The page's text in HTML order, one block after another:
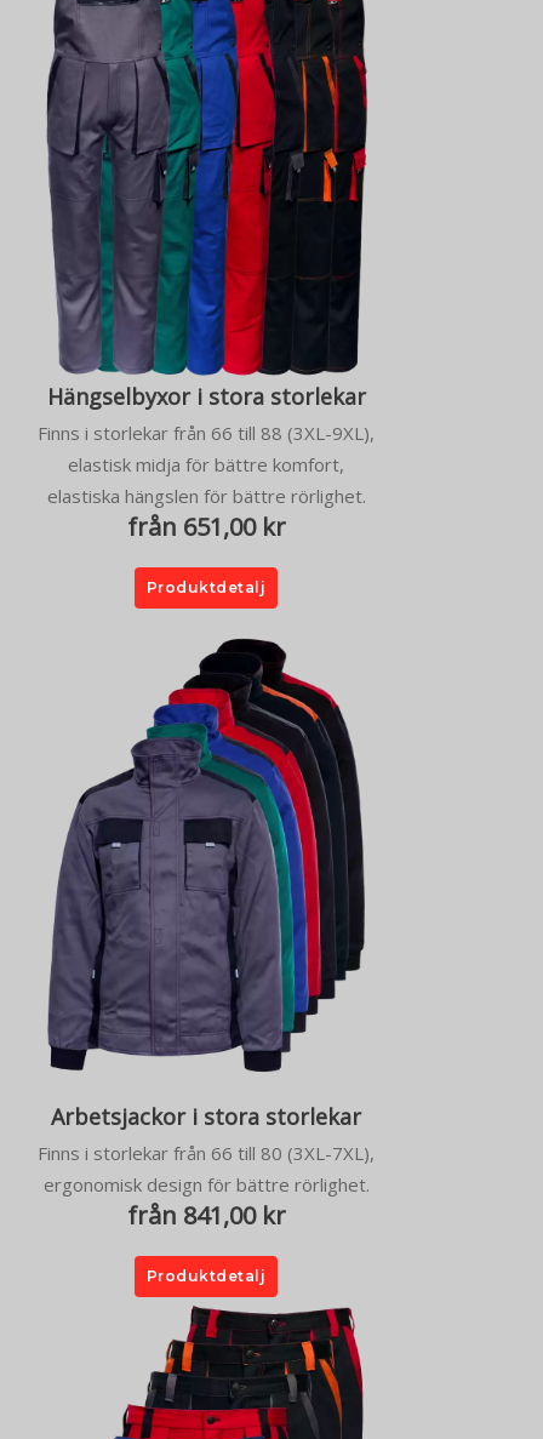
Hängselbyxor i stora storlekar
Finns i storlekar från 66 till 88 (3XL-9XL),
elastisk midja för bättre komfort,
elastiska hängslen för bättre rörlighet.
från 651,00 kr
Produktdetalj
Arbetsjackor i stora storlekar
Finns i storlekar från 66 till 80 (3XL-7XL),
ergonomisk design för bättre rörlighet.
från 841,00 kr
Produktdetalj